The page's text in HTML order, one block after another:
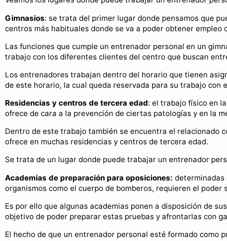
Gimnasios: se trata del primer lugar donde pensamos que
centros más habituales donde se va a poder obtener empleo
Las funciones que cumple un entrenador personal en un
trabajo con los diferentes clientes del centro que buscan
Los entrenadores trabajan dentro del horario que tienen
de este horario, la cual queda reservada para su trabajo con
Residencias y centros de tercera edad: el trabajo físico en
ofrece de cara a la prevención de ciertas patologías y en la
Dentro de este trabajo también se encuentra el relacionado
ofrece en muchas residencias y centros de tercera edad.
Se trata de un lugar donde puede trabajar un entrenador
Academias de preparación para oposiciones: determinadas
organismos como el cuerpo de bomberos, requieren el
Es por ello que algunas academias ponen a disposición de
objetivo de poder preparar estas pruebas y afrontarlas con
El hecho de que un entrenador personal esté formado como